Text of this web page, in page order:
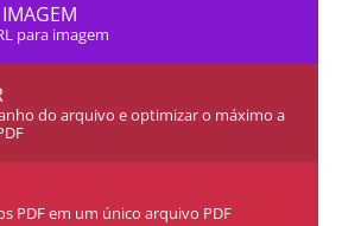
para imagem
do arquivo e optimizar o máximo a
PDF em um único arquivo PDF